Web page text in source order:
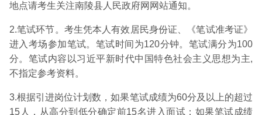
地点请考生关注南陵县人民政府网网站通知。
2.笔试环节。考生凭本人有效居民身份证、《笔试准考证》
进入考场参加笔试。笔试时间为120分钟。笔试满分为100
分。笔试内容以习近平新时代中国特色社会主义思想为主,
不指定参考资料。
3.根据引进岗位计划数，如果笔试成绩为60分及以上的超过
15人，从高分到低分确定前15名进入面试；如果笔试成绩